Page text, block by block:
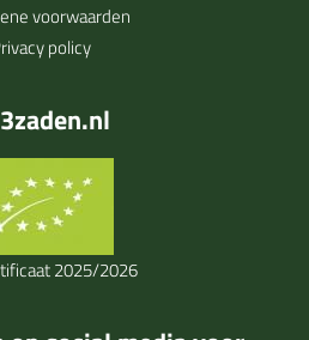
voorwaarden
policy
2025/2026